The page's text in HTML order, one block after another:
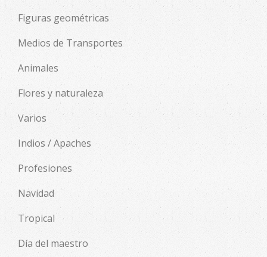
Figuras geométricas
Medios de Transportes
Animales
Flores y naturaleza
Varios
Indios / Apaches
Profesiones
Navidad
Tropical
Día del maestro